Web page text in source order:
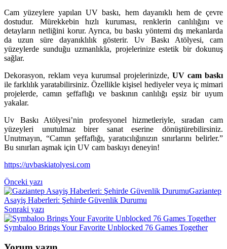
Cam yüzeylere yapılan UV baskı, hem dayanıklı hem de çevre
dostudur. Mürekkebin hızlı kuruması, renklerin canlılığını ve
detayların netliğini korur. Ayrıca, bu baskı yöntemi dış mekanlarda
da uzun süre dayanıklılık gösterir. Uv Baskı Atölyesi, cam
yüzeylerde sunduğu uzmanlıkla, projelerinize estetik bir dokunuş
sağlar.
Dekorasyon, reklam veya kurumsal projelerinizde, UV cam baskı
ile farklılık yaratabilirsiniz. Özellikle kişisel hediyeler veya iç mimari
projelerde, camın şeffaflığı ve baskının canlılığı eşsiz bir uyum
yakalar.
Uv Baskı Atölyesi’nin profesyonel hizmetleriyle, sıradan cam
yüzeyleri unutulmaz birer sanat eserine dönüştürebilirsiniz.
Unutmayın, “Camın şeffaflığı, yaratıcılığınızın sınırlarını belirler.”
Bu sınırları aşmak için UV cam baskıyı deneyin!
https://uvbaskiatolyesi.com
Yazı
gezinmesi
Önceki yazı
Gaziantep
Asayiş Haberleri: Şehirde Güvenlik Durumu
Sonraki yazı
Symbaloo Brings Your Favorite Unblocked 76 Games Together